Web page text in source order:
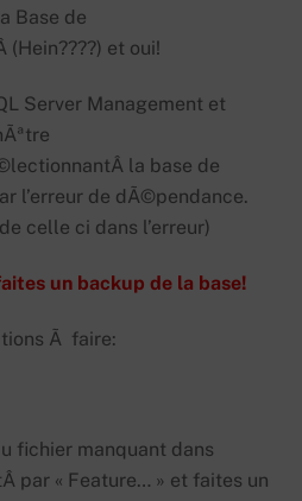
Base de
et oui!
Server Management et
la base de
l’erreur de dÃ©pendance.
celle ci dans l’erreur)
un backup de la base!
Ã faire:
fichier manquant dans
par « Feature… » et faites un